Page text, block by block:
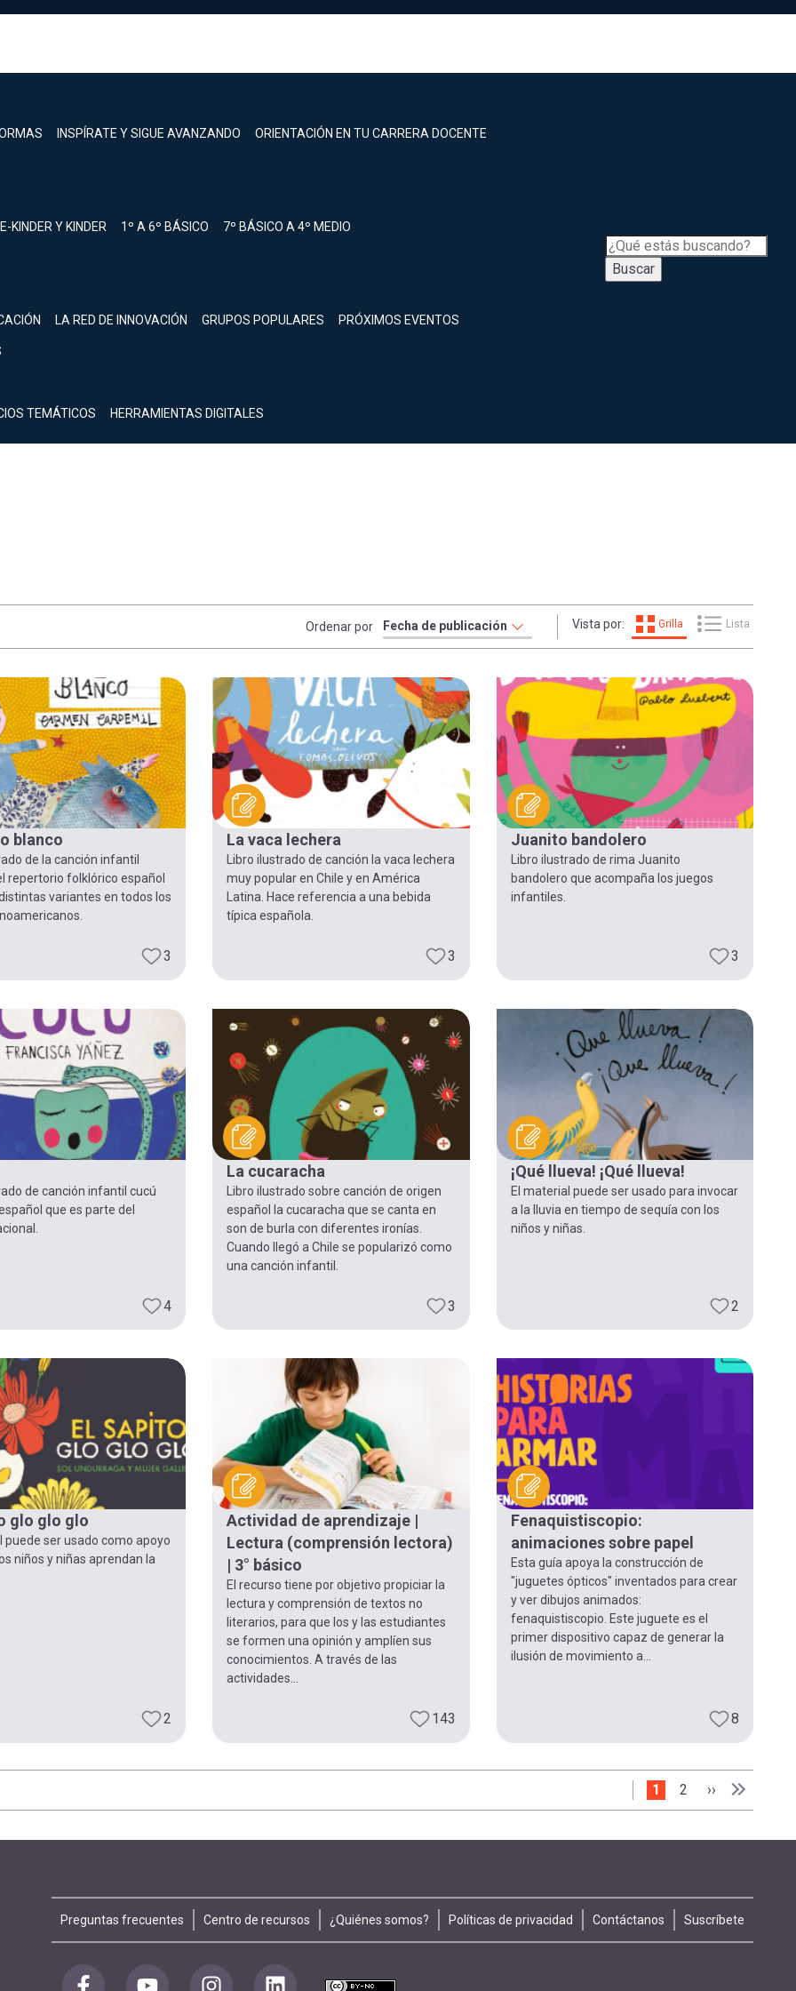
INSPÍRATE Y SIGUE AVANZANDO ORIENTACIÓN EN TU CARRERA DOCENTE
KINDER Y KINDER 1º A 6º BÁSICO 7º BÁSICO A 4º MEDIO
LA RED DE INNOVACIÓN GRUPOS POPULARES PRÓXIMOS EVENTOS
TEMÁTICOS HERRAMIENTAS DIGITALES
Buscar
Ordenar por Vista por: Grilla Lista
blanco
de la canción infantil
repertorio folklórico español
variantes en todos los
3
La vaca lechera
Libro ilustrado de canción la vaca lechera
muy popular en Chile y en América
Latina. Hace referencia a una bebida
típica española.
3
Juanito bandolero
Libro ilustrado de rima Juanito
bandolero que acompaña los juegos
infantiles.
3
de canción infantil cucú
que es parte del
4
La cucaracha
Libro ilustrado sobre canción de origen
español la cucaracha que se canta en
son de burla con diferentes ironías.
Cuando llegó a Chile se popularizó como
una canción infantil.
3
¡Qué llueva! ¡Qué llueva!
El material puede ser usado para invocar
a la lluvia en tiempo de sequía con los
niños y niñas.
2
glo glo glo
puede ser usado como apoyo
niños y niñas aprendan la
2
Actividad de aprendizaje |
Lectura (comprensión lectora)
| 3° básico
El recurso tiene por objetivo propiciar la
lectura y comprensión de textos no
literarios, para que los y las estudiantes
se formen una opinión y amplíen sus
conocimientos. A través de las
actividades...
143
Fenaquistiscopio:
animaciones sobre papel
Esta guía apoya la construcción de
"juguetes ópticos" inventados para crear
y ver dibujos animados:
fenaquistiscopio. Este juguete es el
primer dispositivo capaz de generar la
ilusión de movimiento a...
8
Página actual
1 Page
2 Siguiente
›› Última
Última »
Footer
menu
Preguntas frecuentes Centro de recursos ¿Quiénes somos? Políticas de privacidad Contáctanos Suscríbete
Inicia sesión.